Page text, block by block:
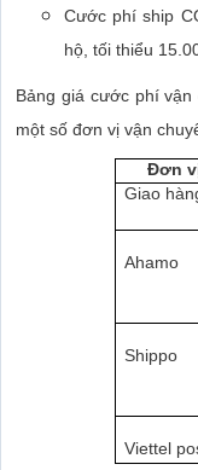
Cước phí ship
hộ, tối thiểu
Bảng giá cước phí
một số đơn vị vận
Đơn
Giao
Ahamo
Shippo
Viettel